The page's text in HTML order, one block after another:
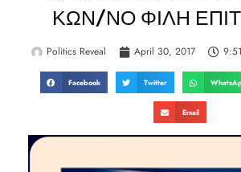
ΚΩΝ/ΝΟ ΦΙΛΗ
Politics Reveal April 30, 2017
Facebook Twitter
Email